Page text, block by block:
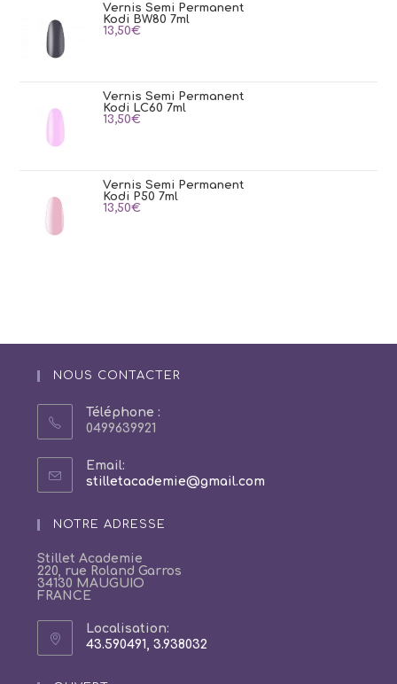
Vernis Semi Permanent
Kodi BW80 7ml
13,50€
Vernis Semi Permanent
Kodi LC60 7ml
13,50€
Vernis Semi Permanent
Kodi P50 7ml
13,50€
NOUS CONTACTER
Téléphone :
0499639921
Email:
stilletacademie@gmail.comS’ouvre
NOTRE ADRESSE
Stillet Academie
220, rue Roland Garros
34130 MAUGUIO
FRANCE
Localisation:
43.590491, 3.938032